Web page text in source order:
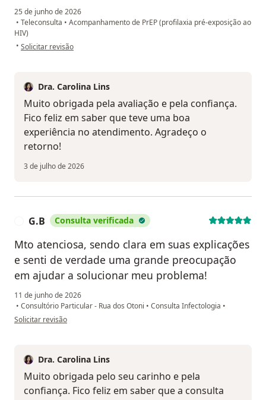
25 de junho de 2026
• Teleconsulta • Acompanhamento de PrEP (profilaxia pré-exposição ao
HIV)
• na opinião do utilizador J.B.
Solicitar revisão
Dra. Carolina Lins
Muito obrigada pela avaliação e pela confiança.
Fico feliz em saber que teve uma boa
experiência no atendimento. Agradeço o
retorno!
3 de julho de 2026
G.B Consulta verificada
Mto atenciosa, sendo clara em suas explicações
e senti de verdade uma grande preocupação
em ajudar a solucionar meu problema!
11 de junho de 2026
• Consultório Particular - Rua dos Otoni • Consulta Infectologia •
na opinião do utilizador G.B
Solicitar revisão
Dra. Carolina Lins
Muito obrigada pelo seu carinho e pela
confiança. Fico feliz em saber que a consulta